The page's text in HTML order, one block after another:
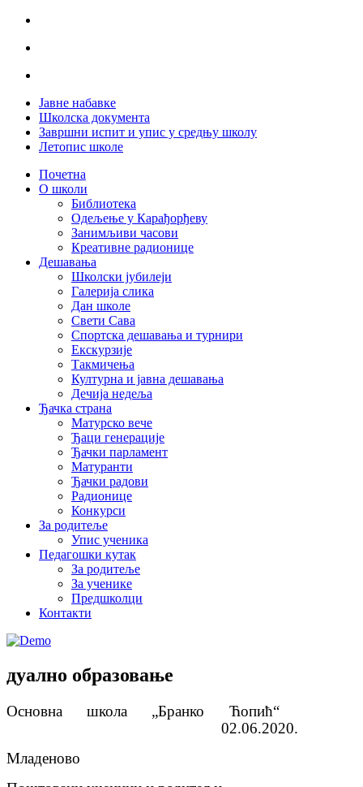
Јавне набавке
Школска документа
Завршни испит и упис у средњу школу
Летопис школе
Почетна
О школи
Библиотека
Одељење у Карађорђеву
Занимљиви часови
Креативне радионице
Дешавања
Школски јубилеји
Галерија слика
Дан школе
Свети Сава
Спортска дешавања и турнири
Екскурзије
Такмичења
Културна и јавна дешавања
Дечија недеља
Ђачка страна
Матурско вече
Ђаци генерације
Ђачки парламент
Матуранти
Ђачки радови
Радионице
Конкурси
За родитеље
Упис ученика
Педагошки кутак
За родитеље
За ученике
Предшколци
Контакти
дуално образовање
Основна школа „Бранко Ћопић“
02.06.2020.
Младеново